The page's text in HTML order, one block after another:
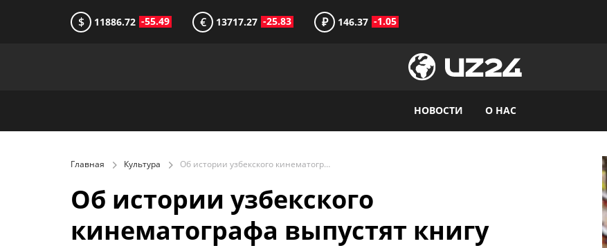
$ 11886.72 -55.49 € 13717.27 -25.83 ₽ 146.37 -1.05
НОВОСТИ О НАС
Главная Культура Об истории узбекского кинематографа выпустят книгу
Об истории узбекского
кинематографа выпустят книгу